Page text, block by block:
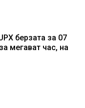
берзата за 07
мегават час, на